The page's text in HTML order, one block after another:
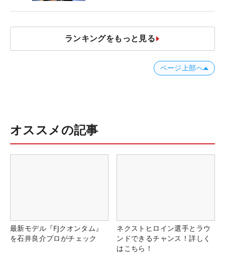
ランキングをもっと見る
ページ上部へ
オススメの記事
最新モデル『FJクオンタム』
を石井良介プロがチェック
ネクストヒロイン選手とラウ
ンドできるチャンス！詳しく
はこちら！